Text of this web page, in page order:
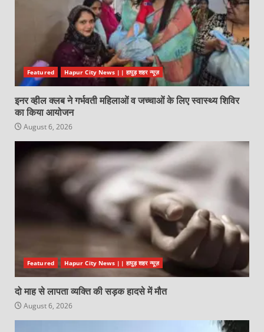
Featured Hapur City News || हापुड़ शहर न्यूज़
इनर व्हील क्लब ने गर्भवती महिलाओं व जच्चाओं के लिए स्वास्थ्य शिविर
का किया आयोजन
August 6, 2026
Featured Hapur City News || हापुड़ शहर न्यूज़
दो माह से लापता व्यक्ति की सड़क हादसे में मौत
August 6, 2026